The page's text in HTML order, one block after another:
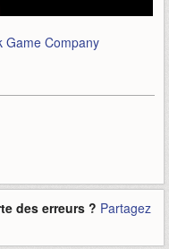
Game Company
des erreurs ? Partagez